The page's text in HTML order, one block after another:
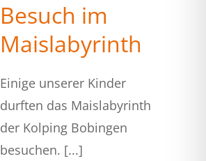
Besuch im
Maislabyrinth
Einige unserer Kinder
durften das Maislabyrinth
der Kolping Bobingen
besuchen. [...]